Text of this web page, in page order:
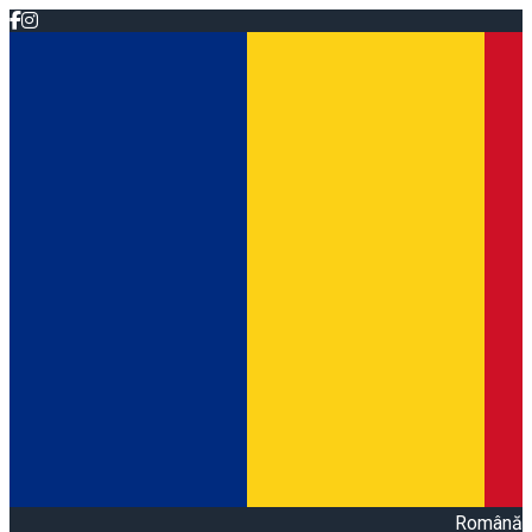
Română